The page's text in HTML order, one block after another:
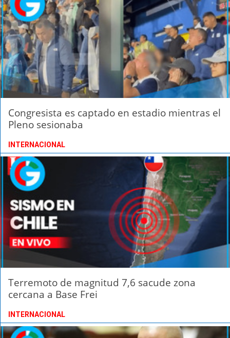
Congresista es captado en estadio mientras el
Pleno sesionaba
INTERNACIONAL
Terremoto de magnitud 7,6 sacude zona
cercana a Base Frei
INTERNACIONAL